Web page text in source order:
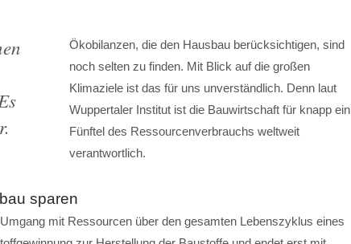
Ökobilanzen, die den Hausbau berücksichtigen, sind
noch selten zu finden. Mit Blick auf die großen
Klimaziele ist das für uns unverständlich. Denn laut
Wuppertaler Institut ist die Bauwirtschaft für knapp ein
Fünftel des Ressourcenverbrauchs weltweit
verantwortlich.
sparen
mit Ressourcen über den gesamten Lebenszyklus eines